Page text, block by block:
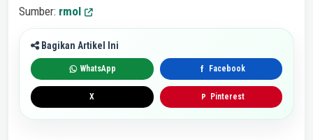
Sumber: rmol
Bagikan Artikel Ini
WhatsApp f Facebook
X P Pinterest